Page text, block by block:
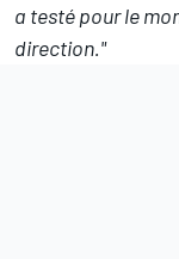
a testé pour le
direction."